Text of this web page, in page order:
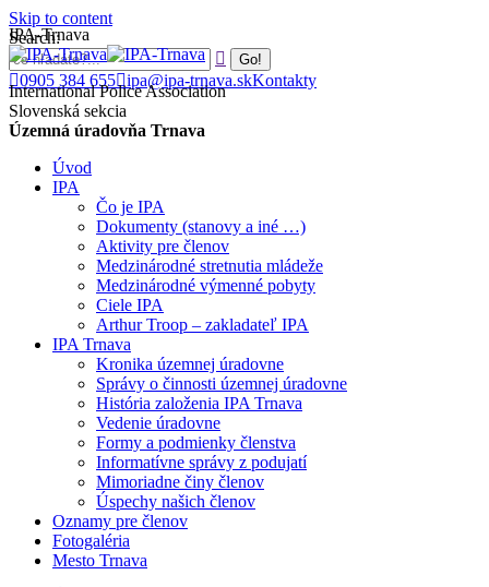
Skip to content
Search:
0905 384 655 ipa@ipa-trnava.skKontakty
IPA-Trnava
International Police Association
Slovenská sekcia
Územná úradovňa Trnava
Úvod
IPA
Čo je IPA
Dokumenty (stanovy a iné …)
Aktivity pre členov
Medzinárodné stretnutia mládeže
Medzinárodné výmenné pobyty
Ciele IPA
Arthur Troop – zakladateľ IPA
IPA Trnava
Kronika územnej úradovne
Správy o činnosti územnej úradovne
História založenia IPA Trnava
Vedenie úradovne
Formy a podmienky členstva
Informatívne správy z podujatí
Mimoriadne činy členov
Úspechy našich členov
Oznamy pre členov
Fotogaléria
Mesto Trnava